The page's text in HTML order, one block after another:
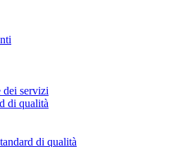
dei servizi
di qualità
di qualità